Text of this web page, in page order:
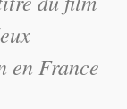
en France